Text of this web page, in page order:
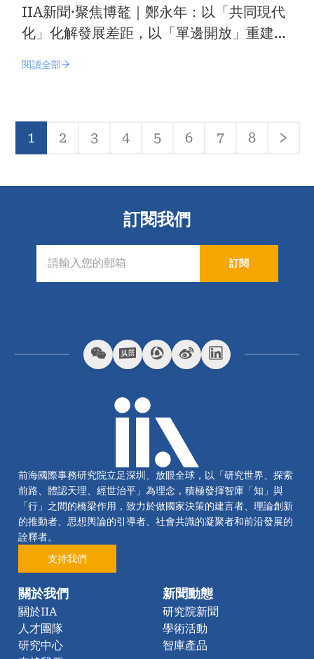
IIA新聞·聚焦博鼇｜鄭永年：以「共同現代
化」化解發展差距，以「單邊開放」重建信
閱讀全部
Pagination
目
前
面
1
頁
2
頁
3
頁
4
頁
5
頁
6
頁
7
頁
8
下
訂閱我們
訂閱
前海國際事務研究院立足深圳、放眼全球，以「研究世界、探索
前路、體認天理、經世治平」為理念，積極發揮智庫「知」與
「行」之間的橋梁作用，致力於做國家決策的建言者、理論創新
的推動者、思想輿論的引導者、社會共識的凝聚者和前沿發展的
詮釋者。
支持我們
關於我們
關於IIA
人才團隊
研究中心
新聞動態
研究院新聞
學術活動
智庫產品